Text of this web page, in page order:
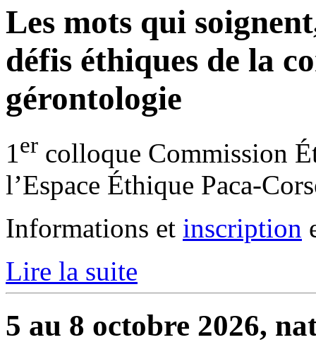
Les mots qui
défis éthiques de la
gérontologie
1er colloque Commission
l’Espace Éthique Paca-
Informations et inscription
Lire la suite
5 au 8 octobre 2026,